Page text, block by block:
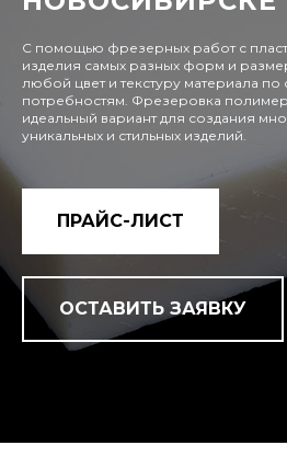
С помощью фрезерных работ с
изделия самых разных форм и
любой цвет и текстуру материала по
потребностям. Фрезеровка
идеальный вариант для создания
уникальных и стильных изделий.
ПРАЙС-ЛИСТ
ОСТАВИТЬ ЗАЯВКУ